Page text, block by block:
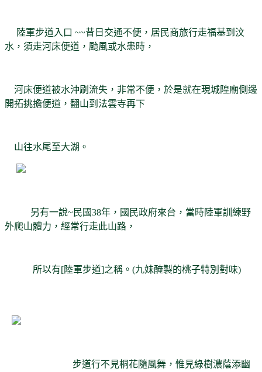
陸軍步道入口 ~~昔日交通不便，居民商旅行走福基到汶
水，須走河床便道，颱風或水患時，
河床便道被水沖刷流失，非常不便，於是就在現城隍廟側邊
開拓挑擔便道，翻山到法雲寺再下
山往水尾至大湖。
另有一說~民國38年，國民政府來台，當時陸軍訓練野
外爬山體力，經常行走此山路，
所以有[陸軍步道]之稱。(九妹醃製的桃子特別對味)
步道行不見桐花隨風舞，惟見綠樹濃蔭添幽